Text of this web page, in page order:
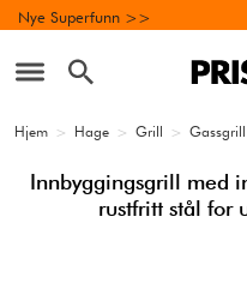
Nye Superfunn >>
Hjem > Hage > Grill > Gassgrill
Innbyggingsgrill med
rustfritt stål for